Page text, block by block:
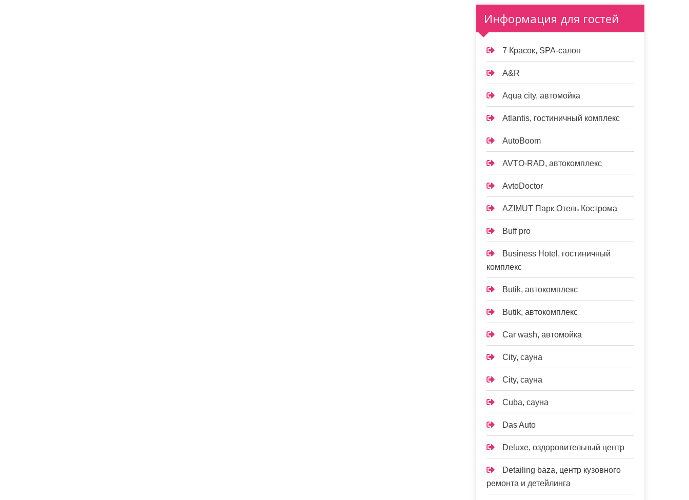
Информация для гостей
7 Красок, SPA-салон
A&R
Aqua city, автомойка
Atlantis, гостиничный комплекс
AutoBoom
AVTO-RAD, автокомплекс
AvtoDoctor
AZIMUT Парк Отель Кострома
Buff pro
Business Hotel, гостиничный
комплекс
Butik, автокомплекс
Butik, автокомплекс
Car wash, автомойка
City, сауна
City, сауна
Cuba, сауна
Das Auto
Deluxe, оздоровительный центр
Detailing baza, центр кузовного
ремонта и детейлинга